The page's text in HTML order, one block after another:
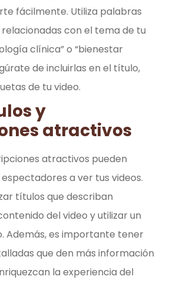
fácilmente. Utiliza palabras
con el tema de tu
clínica” o “bienestar
de incluirlas en el título,
de tu video.
y
atractivos
atractivos pueden
a ver tus videos.
títulos que describan
del video y utilizar un
Además, es importante tener
que den más información
la experiencia del